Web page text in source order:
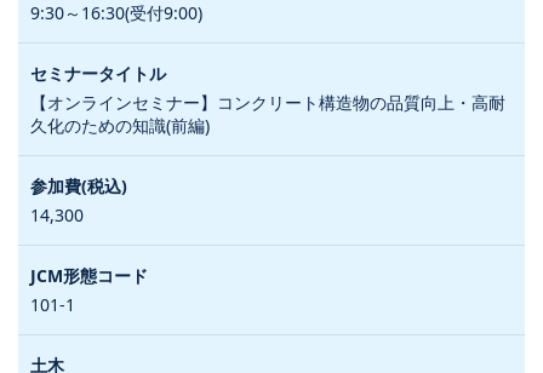
9:30～16:30(受付9:00)
【オンラインセミナー】コンクリート構造物の品質向上・高耐
久化のための知識(前編)
14,300
101-1